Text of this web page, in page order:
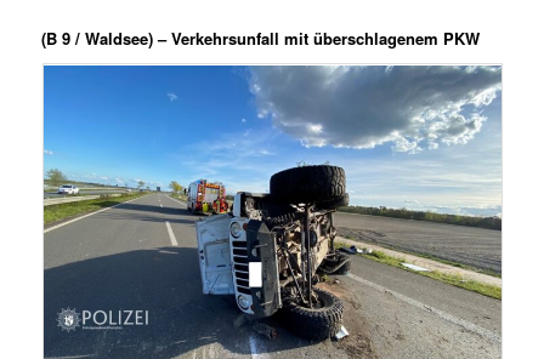
(B 9 / Waldsee) – Verkehrsunfall mit überschlagenem PKW